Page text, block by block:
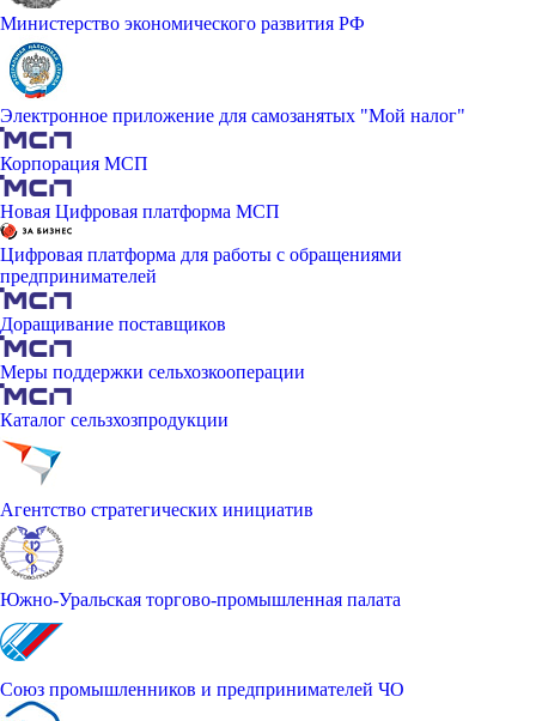
Министерство экономического развития РФ
Электронное приложение для самозанятых "Мой налог"
Корпорация МСП
Новая Цифровая платформа МСП
Цифровая платформа для работы с обращениями
предпринимателей
Доращивание поставщиков
Меры поддержки сельхозкооперации
Каталог сельзхозпродукции
Агентство стратегических инициатив
Южно-Уральская торгово-промышленная палата
Союз промышленников и предпринимателей ЧО